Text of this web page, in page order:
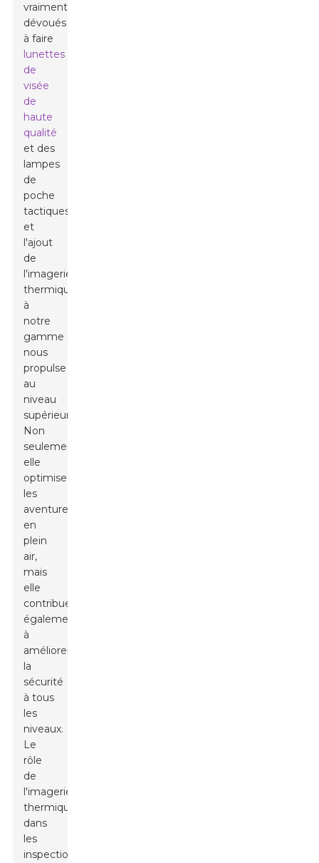
vraiment
dévoués
à faire
lunettes
de
visée
de
haute
qualité
et des
lampes
de
poche
tactiques,
et
l'ajout
de
l'imagerie
thermique
à
notre
gamme
nous
propulse
au
niveau
supérieur.
Non
seulement
elle
optimise
les
aventures
en
plein
air,
mais
elle
contribue
également
à
améliorer
la
sécurité
à tous
les
niveaux.
Le
rôle
de
l'imagerie
thermique
dans
les
inspections